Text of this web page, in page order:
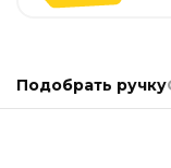
Подобрать ручку